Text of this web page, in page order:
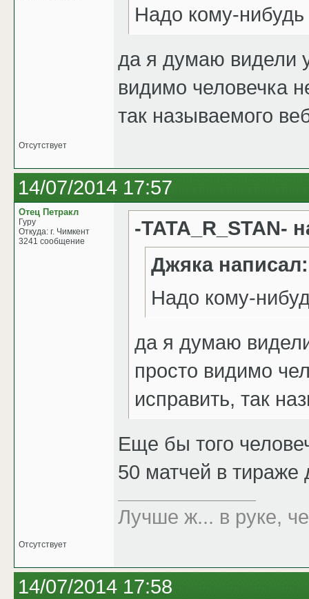
Надо кому-нибудь
да я думаю видели
видимо человечка
так называемого
Отсутствует
14/07/2014 17:57
Отец Петракл
Гуру
Откуда: г. Чимкент
3241 сообщение
-TATA_R_STAN-
Джяка написал:
Надо кому-
да я думаю
просто видимо
исправить, так
Еще бы того
50 матчей в тираже
Лучше ж... в руке,
Отсутствует
14/07/2014 17:58